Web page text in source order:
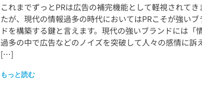
これまでずっとPRは広告の補完機能として軽視されてき
たが、現代の情報過多の時代においてはPRこそが強いブ
ドを構築する鍵と言えます。現代の強いブランドには「
過多の中で広告などのノイズを突破して人々の感情に訴
[…]
もっと読む